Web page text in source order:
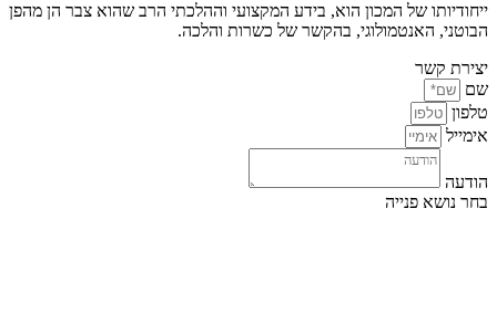
ייחודיותו של המכון הוא, בידע המקצועי וההלכתי הרב שהוא צבר הן מהפן
הבוטני, האנטמולוגי, בהקשר של כשרות והלכה.
יצירת קשר
שם
טלפון
אימייל
הודעה
בחר נושא פנייה